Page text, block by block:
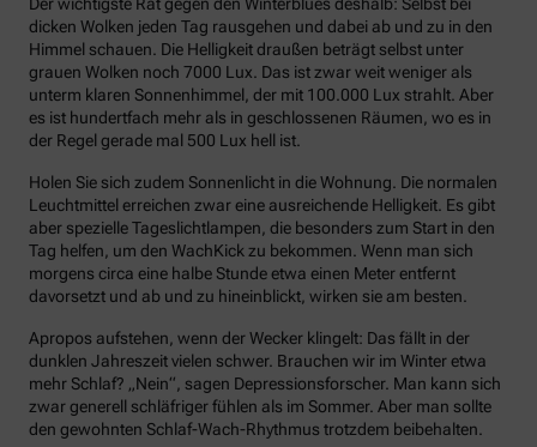
dicken Wolken jeden Tag rausgehen und dabei ab und zu in den
Himmel schauen. Die Helligkeit draußen beträgt selbst unter
grauen Wolken noch 7000 Lux. Das ist zwar weit weniger als
unterm klaren Sonnenhimmel, der mit 100.000 Lux strahlt. Aber
es ist hundertfach mehr als in geschlossenen Räumen, wo es in
der Regel gerade mal 500 Lux hell ist.
Holen Sie sich zudem Sonnenlicht in die Wohnung. Die normalen
Leuchtmittel erreichen zwar eine ausreichende Helligkeit. Es gibt
aber spezielle Tageslichtlampen, die besonders zum Start in den
Tag helfen, um den WachKick zu bekommen. Wenn man sich
morgens circa eine halbe Stunde etwa einen Meter entfernt
davorsetzt und ab und zu hineinblickt, wirken sie am besten.
Apropos aufstehen, wenn der Wecker klingelt: Das fällt in der
dunklen Jahreszeit vielen schwer. Brauchen wir im Winter etwa
mehr Schlaf? „Nein“, sagen Depressionsforscher. Man kann sich
zwar generell schläfriger fühlen als im Sommer. Aber man sollte
den gewohnten Schlaf-Wach-Rhythmus trotzdem beibehalten.